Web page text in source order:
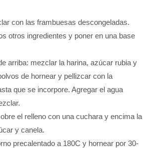
con las frambuesas descongeladas.
otros ingredientes y poner en una base
arriba: mezclar la harina, azúcar rubia y
de hornear y pellizcar con la
que se incorpore. Agregar el agua
el relleno con una cuchara y encima la
y canela.
precalentado a 180C y hornear por 30-